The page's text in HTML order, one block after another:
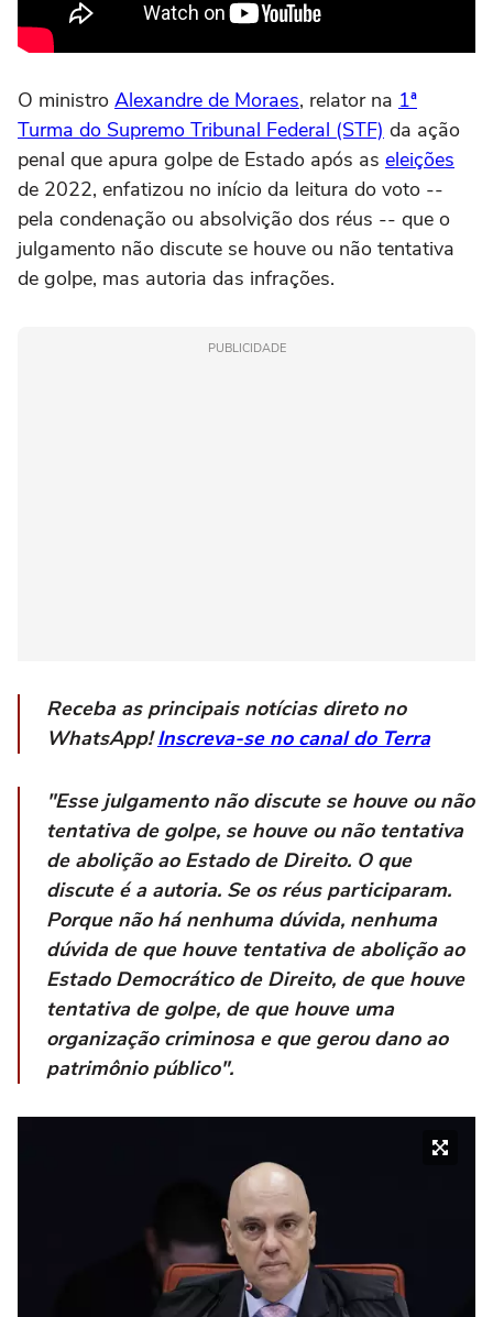
O ministro Alexandre de Moraes, relator na 1ª
Turma do Supremo Tribunal Federal (STF) da ação
penal que apura golpe de Estado após as eleições
de 2022, enfatizou no início da leitura do voto --
pela condenação ou absolvição dos réus -- que o
julgamento não discute se houve ou não tentativa
de golpe, mas autoria das infrações.
PUBLICIDADE
Receba as principais notícias direto no
WhatsApp!Inscreva-se no canal do Terra
"Esse julgamento não discute se houve ou não
tentativa de golpe, se houve ou não tentativa
de abolição ao Estado de Direito. O que
discute é a autoria. Se os réus participaram.
Porque não há nenhuma dúvida, nenhuma
dúvida de que houve tentativa de abolição ao
Estado Democrático de Direito, de que houve
tentativa de golpe, de que houve uma
organização criminosa e que gerou dano ao
patrimônio público".